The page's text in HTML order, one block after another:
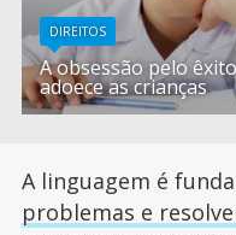
DIREITOS
A obsessão pelo êxito
adoece as crianças
A linguagem é
problemas e